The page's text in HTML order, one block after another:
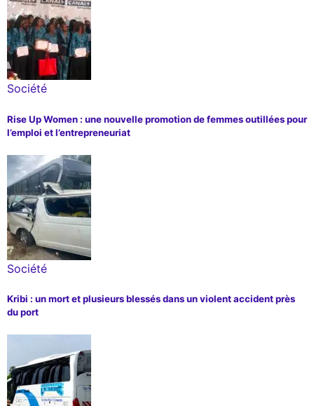
Société
Rise Up Women : une nouvelle promotion de femmes outillées pour
l’emploi et l’entrepreneuriat
Société
Kribi : un mort et plusieurs blessés dans un violent accident près
du port